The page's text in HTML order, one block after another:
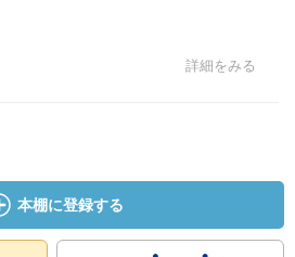
詳細をみる
本棚に登録する